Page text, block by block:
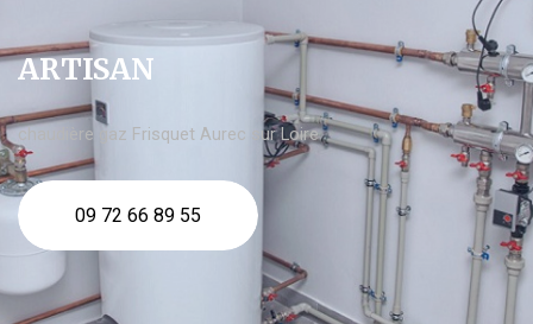
ARTISAN
chaudière gaz Frisquet Aurec sur Loire
09 72 66 89 55